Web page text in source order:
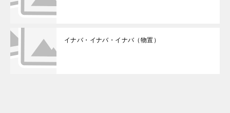
イナバ・イナバ・イナバ（物置）